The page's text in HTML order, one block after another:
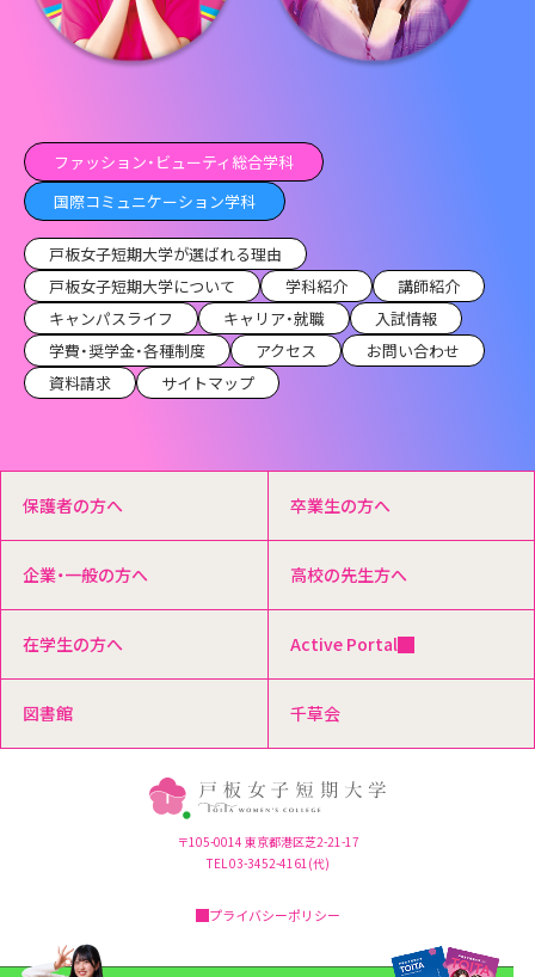
ファッション・ビューティ総合学科
国際コミュニケーション学科
戸板女子短期大学が選ばれる理由
戸板女子短期大学について
学科紹介
講師紹介
キャンパスライフ
キャリア・就職
入試情報
学費・奨学金・各種制度
アクセス
お問い合わせ
資料請求
サイトマップ
保護者の方へ 卒業生の方へ
企業・一般の方へ 高校の先生方へ
在学生の方へ Active Portal
図書館 千草会
〒105-0014 東京都港区芝2-21-17
TEL 03-3452-4161(代)
プライバシーポリシー